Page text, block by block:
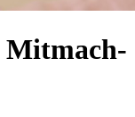
Mitmach-